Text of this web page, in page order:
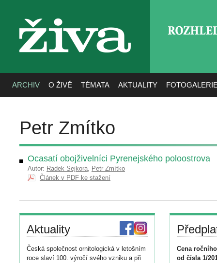
živa
ARCHIV O ŽIVĚ TÉMATA AKTUALITY
Petr Zmítko
Ocasatí obojživelníci Pyrenejského poloostrova
Autor: Radek Sejkora, Petr Zmítko
Článek v PDF ke stažení
Aktuality
Česká společnost ornitologická v letošním
roce slaví 100. výročí svého vzniku a při
Cena
od čísla 1/